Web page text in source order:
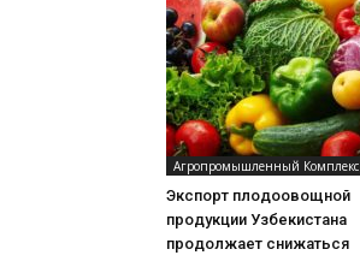
Агропромышленный Комплекс
Экспорт плодоовощной
продукции Узбекистана
продолжает снижаться